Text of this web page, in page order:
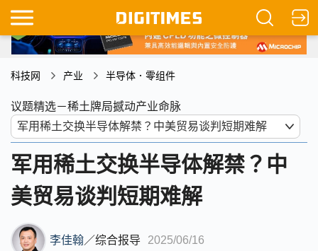
科技网 产业 半导体．零组件
议题精选－稀土牌局撼动产业命脉
军用稀土交换半导体解禁？中
美贸易谈判短期难解
李佳翰／综合报导 2025/06/16